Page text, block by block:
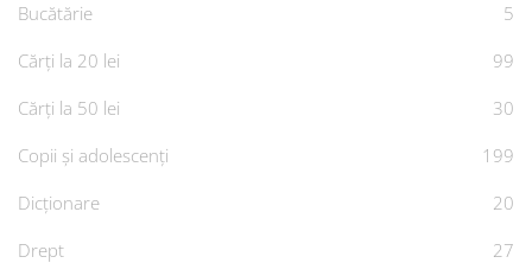
Bucătărie
5
Cărți la 20 lei
99
Cărți la 50 lei
30
Copii și adolescenți
199
Dicționare
20
Drept
27